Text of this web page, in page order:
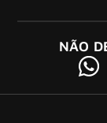
NÃO